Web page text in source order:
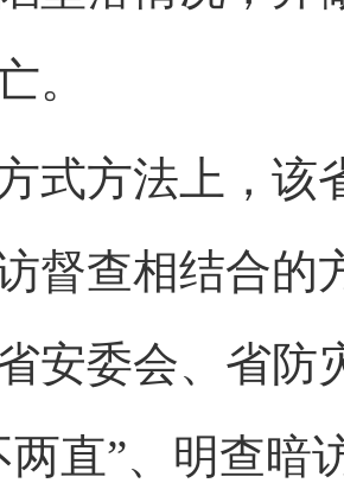
。
式方法上， 该
督查相结合的
安委会、省防
两直”、明查暗